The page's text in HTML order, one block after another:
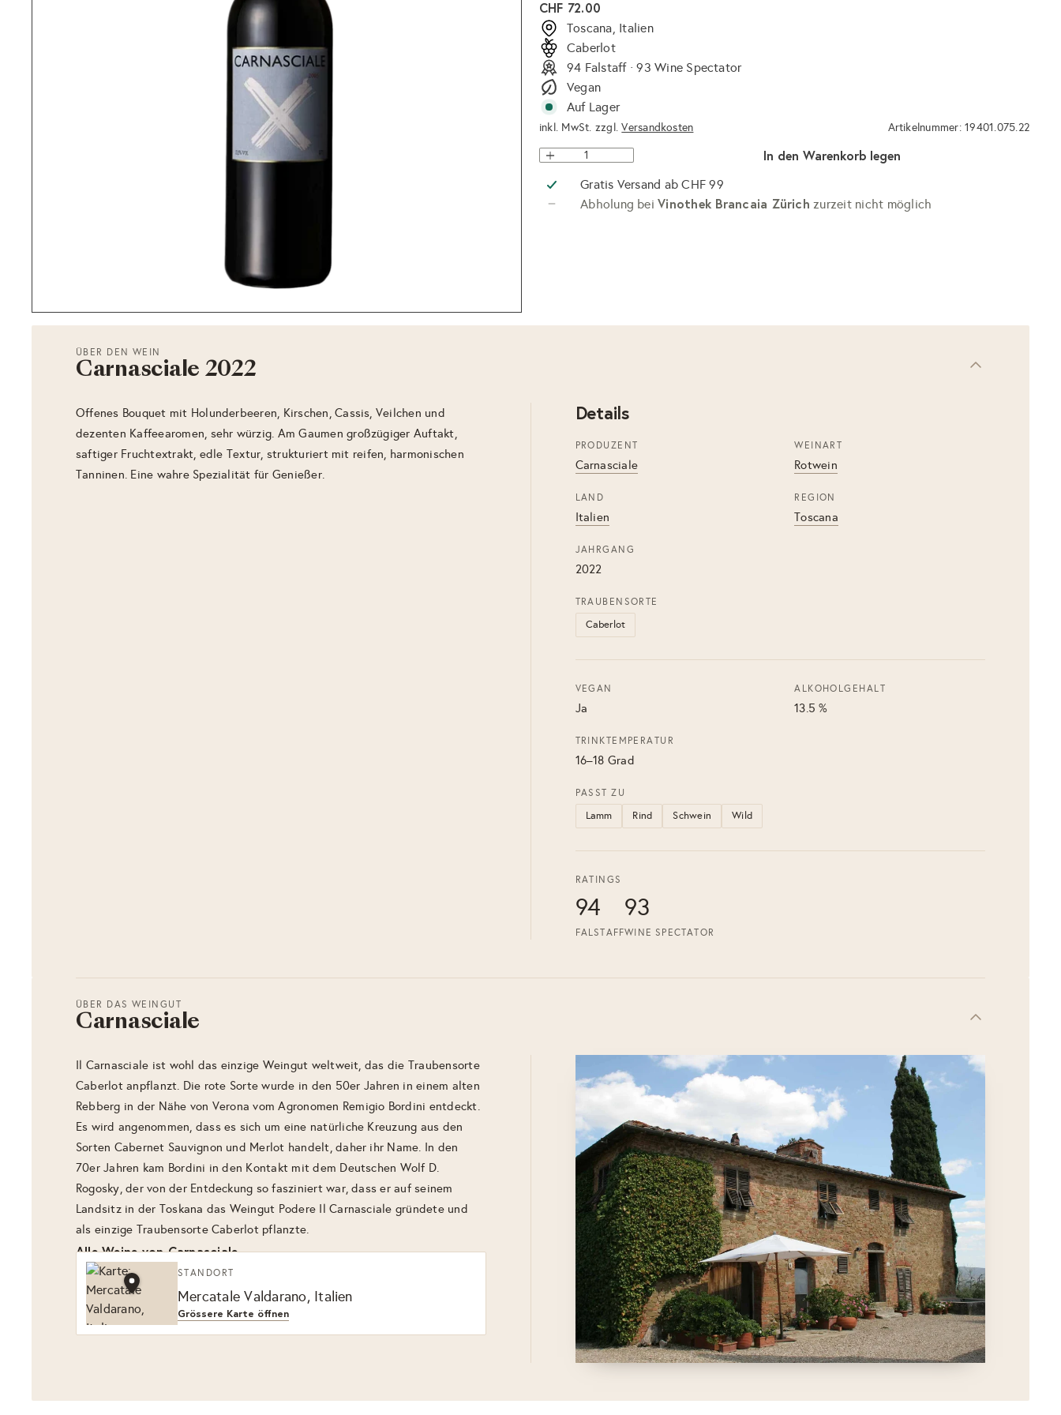
Normaler
Preis
CHF 72.00
Toscana, Italien
Caberlot
94 Falstaff · 93 Wine Spectator
Vegan
Auf Lager
inkl. MwSt. zzgl.Versandkosten Artikelnummer: 19401.075.22
In den Warenkorb legen
Gratis Versand ab CHF 99
Abholung beiVinothek Brancaia Zürich zurzeit nicht möglich
ÜBER DEN WEIN
Carnasciale 2022
Offenes Bouquet mit Holunderbeeren, Kirschen, Cassis, Veilchen und
dezenten Kaffeearomen, sehr würzig. Am Gaumen großzügiger Auftakt,
saftiger Fruchtextrakt, edle Textur, strukturiert mit reifen, harmonischen
Tanninen. Eine wahre Spezialität für Genießer.
Details
PRODUZENT
Carnasciale
WEINART
Rotwein
LAND
Italien
REGION
Toscana
JAHRGANG
2022
TRAUBENSORTE
Caberlot
VEGAN
Ja
ALKOHOLGEHALT
13.5 %
TRINKTEMPERATUR
16–18 Grad
PASST ZU
Lamm Rind Schwein Wild
RATINGS
94
FALSTAFF
93
WINE SPECTATOR
ÜBER DAS WEINGUT
Carnasciale
Il Carnasciale ist wohl das einzige Weingut weltweit, das die Traubensorte
Caberlot anpflanzt. Die rote Sorte wurde in den 50er Jahren in einem alten
Rebberg in der Nähe von Verona vom Agronomen Remigio Bordini entdeckt.
Es wird angenommen, dass es sich um eine natürliche Kreuzung aus den
Sorten Cabernet Sauvignon und Merlot handelt, daher ihr Name. In den
70er Jahren kam Bordini in den Kontakt mit dem Deutschen Wolf D.
Rogosky, der von der Entdeckung so fasziniert war, dass er auf seinem
Landsitz in der Toskana das Weingut Podere Il Carnasciale gründete und
als einzige Traubensorte Caberlot pflanzte.
Alle Weine von Carnasciale
STANDORT
Mercatale Valdarano, Italien
Grössere Karte öffnen